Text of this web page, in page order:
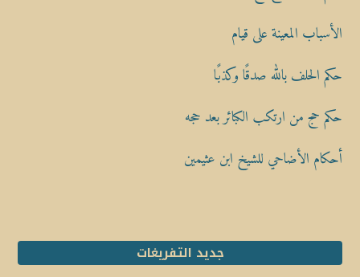
الأسباب المعينة على قيام
حكم الحلف بالله صدقًا وكذبًا
حكم حج من ارتكب الكبائر بعد حجه
أحكام الأضاحي للشيخ ابن عثيمين
جديد التفريغات